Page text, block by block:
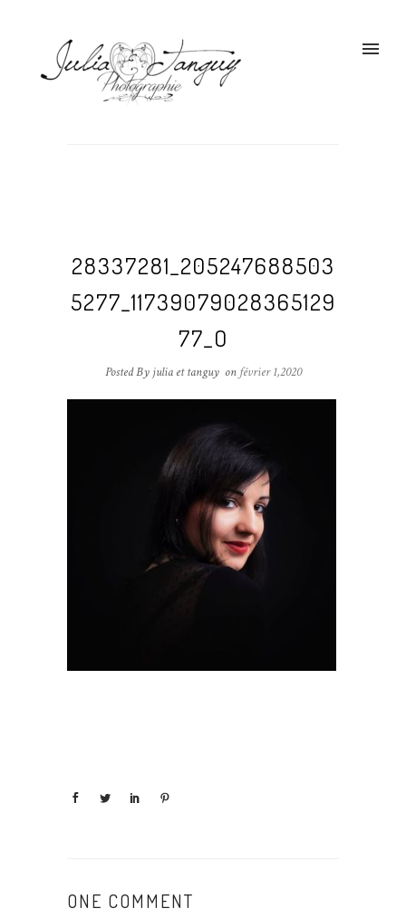
28337281_205247688503
5277_11739079028365129
77_O
Posted By julia et tanguy on février 1,2020
ONE COMMENT